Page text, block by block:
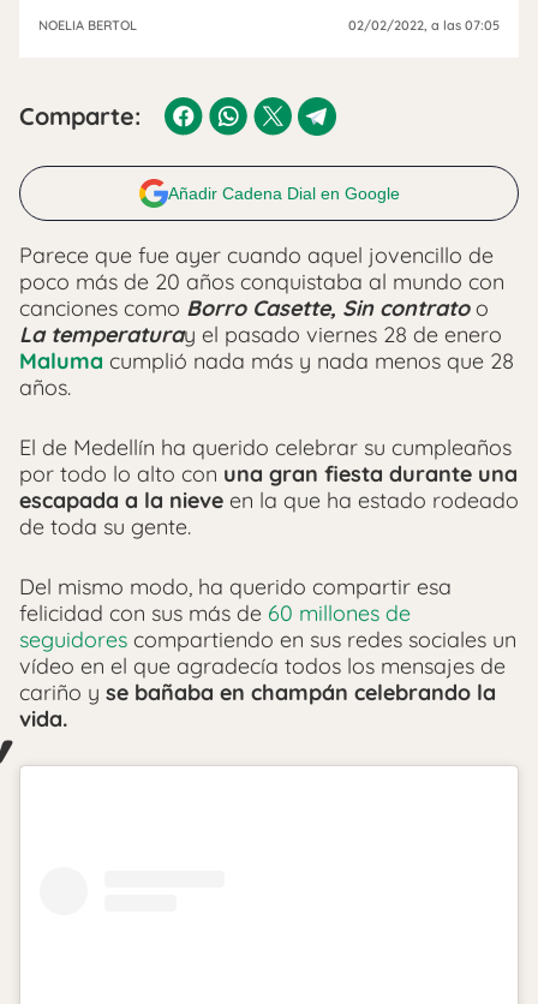
NOELIA BERTOL 02/02/2022, a las 07:05
Comparte:
Añadir Cadena Dial en Google
Parece que fue ayer cuando aquel jovencillo de
poco más de 20 años conquistaba al mundo con
canciones como Borro Casette, Sin contratoo
La temperaturay el pasado viernes 28 de enero
Maluma cumplió nada más y nada menos que 28
años.
El de Medellín ha querido celebrar su cumpleaños
por todo lo alto con una gran fiesta durante una
escapada a la nieve en la que ha estado rodeado
de toda su gente.
Del mismo modo, ha querido compartir esa
felicidad con sus más de 60 millones de
seguidores compartiendo en sus redes sociales un
vídeo en el que agradecía todos los mensajes de
cariño y se bañaba en champán celebrando la
vida.